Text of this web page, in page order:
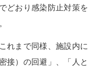
どおり感染防止対策を
れまで同様、施設内に
接）の回避」、「人と